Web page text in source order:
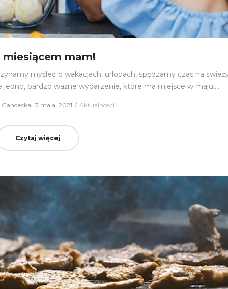
miesiącem mam!
myśleć o wakacjach, urlopach, spędzamy czas na
bardzo ważne wydarzenie, które ma miejsce w maju,…
Posted
3 maja, 2021
Posted
Aktualności
Czytaj więcej